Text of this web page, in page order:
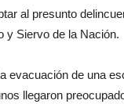
al presunto
y Siervo de la Nación.
evacuación de una
llegaron